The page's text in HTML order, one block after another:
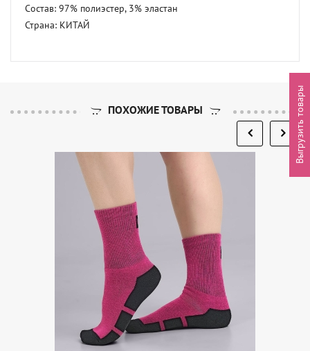
Состав: 97% полиэстер, 3% эластан
Страна: КИТАЙ
ПОХОЖИЕ ТОВАРЫ Выгрузить товары